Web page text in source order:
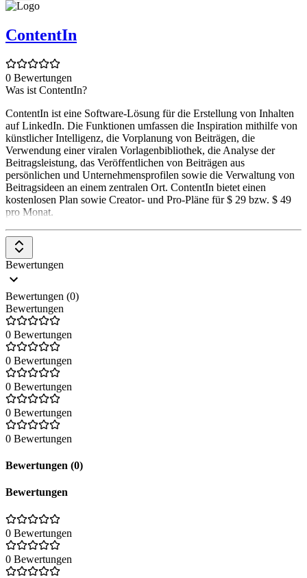
ContentIn
0 Bewertungen
Was ist ContentIn?
ContentIn ist eine Software-Lösung für die Erstellung von Inhalten
auf LinkedIn. Die Funktionen umfassen die Inspiration mithilfe von
künstlicher Intelligenz, die Vorplanung von Beiträgen, die
Verwendung einer viralen Vorlagenbibliothek, die Analyse der
Beitragsleistung, das Veröffentlichen von Beiträgen aus
persönlichen und Unternehmensprofilen sowie die Verwaltung von
Beitragsideen an einem zentralen Ort. ContentIn bietet einen
kostenlosen Plan sowie Creator- und Pro-Pläne für $ 29 bzw. $ 49
pro Monat.
Bewertungen
Bewertungen (0)
Bewertungen
0 Bewertungen
0 Bewertungen
0 Bewertungen
0 Bewertungen
0 Bewertungen
Bewertungen (0)
Bewertungen
0 Bewertungen
0 Bewertungen